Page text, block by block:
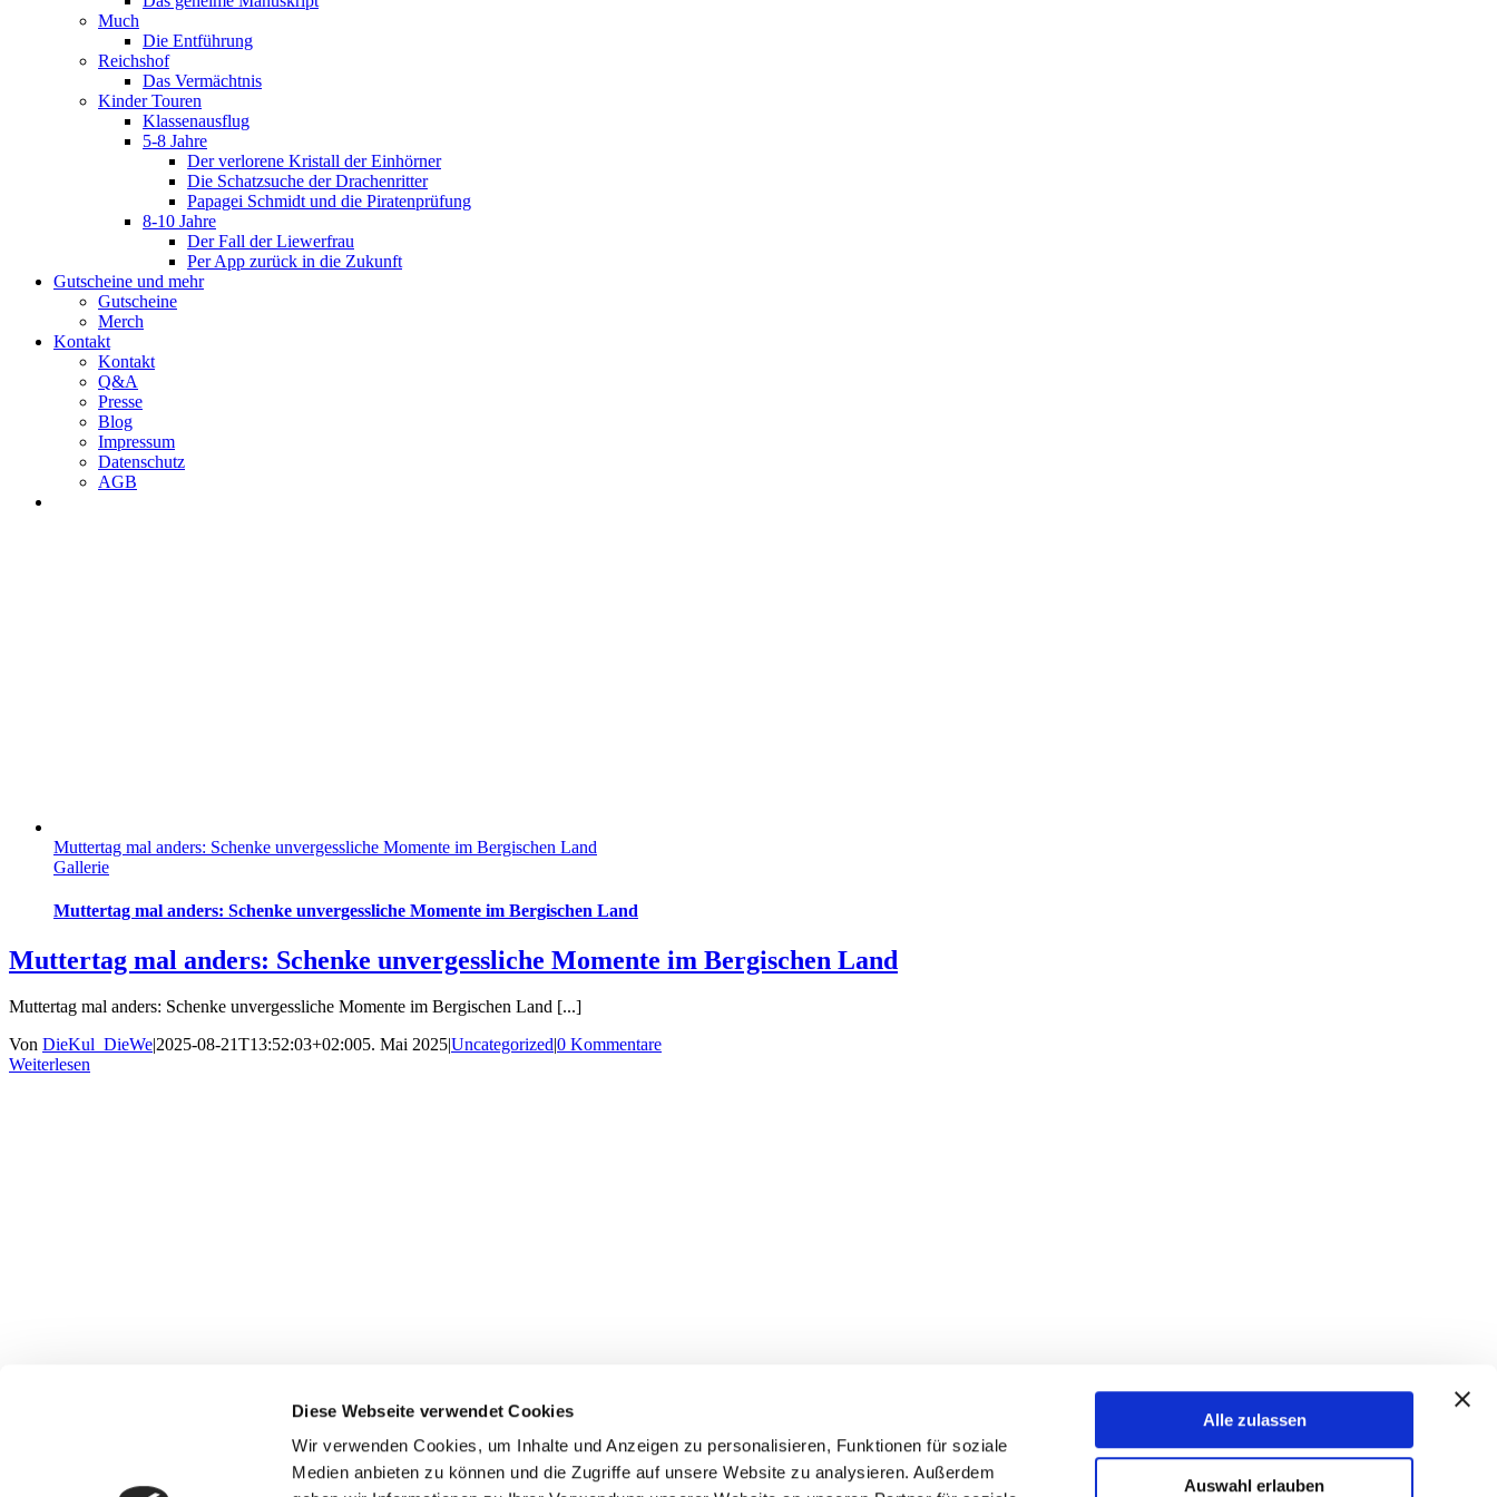
Diese Webseite verwendet Cookies
Wir verwenden Cookies, um Inhalte und Anzeigen zu personalisieren, Funktionen für soziale
Medien anbieten zu können und die Zugriffe auf unsere Website zu analysieren.Außerdem
Alle zulassen
Auswahl erlauben
Much
Die Entführung
Reichshof
Das Vermächtnis
Kinder Touren
Klassenausflug
5-8 Jahre
Der verlorene Kristall der Einhörner
Die Schatzsuche der Drachenritter
Papagei Schmidt und die Piratenprüfung
8-10 Jahre
Der Fall der Liewerfrau
Per App zurück in die Zukunft
Gutscheine und mehr
Gutscheine
Merch
Kontakt
Kontakt
Q&A
Presse
Blog
Impressum
Datenschutz
AGB
Muttertag mal anders: Schenke unvergessliche Momente im Bergischen Land
Gallerie
Muttertag mal anders: Schenke unvergessliche Momente im Bergischen Land
Muttertag mal anders: Schenke unvergessliche Momente im Bergischen Land
Muttertag mal anders: Schenke unvergessliche Momente im Bergischen Land [...]
Von DieKul_DieWe|2025-08-21T13:52:03+02:005. Mai 2025|Uncategorized|0 Kommentare
Weiterlesen
Freizeitspaß für zwei: Abenteuer unter 40€ in NRW
Freizeitspaß für zwei: Abenteuer unter 40€ in NRW